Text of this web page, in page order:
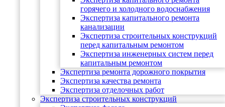
горячего и холодного водоснабжения
Экспертиза капитального ремонта
канализации
Экспертиза строительных конструкций
перед капитальным ремонтом
Экспертиза инженерных систем перед
капитальным ремонтом
Экспертиза ремонта дорожного покрытия
Экспертиза качества ремонта
Экспертиза отделочных работ
Экспертиза строительных конструкций